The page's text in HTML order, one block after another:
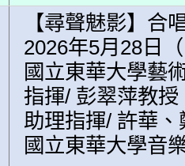
【尋聲魅影】合
2026年5月28日
國立東華大學藝
指揮/ 彭翠萍教授
助理指揮/ 許華、
國立東華大學音